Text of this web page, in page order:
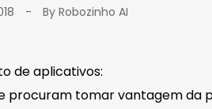
- By Robozinho AI
de aplicativos:
procuram tomar vantagem da